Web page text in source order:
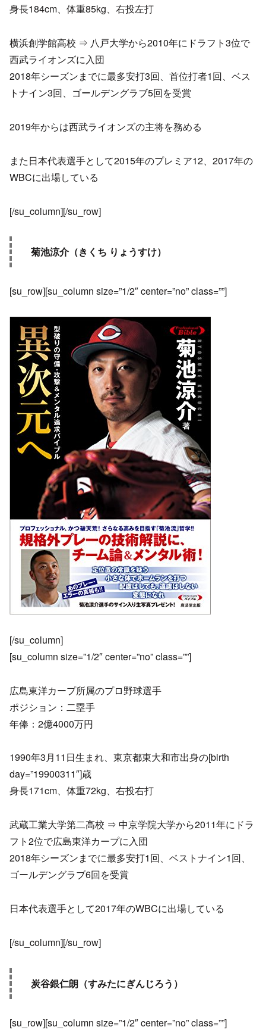
身長184cm、体重85kg、右投左打
横浜創学館高校 ⇒ 八戸大学から2010年にドラフト3位で
西武ライオンズに入団
2018年シーズンまでに最多安打3回、首位打者1回、ベス
トナイン3回、ゴールデングラブ5回を受賞
2019年からは西武ライオンズの主将を務める
また日本代表選手として2015年のプレミア12、2017年の
WBCに出場している
[/su_column][/su_row]
菊池涼介（きくち りょうすけ）
[su_row][su_column size=”1/2″ center=”no” class=””]
[/su_column]
[su_column size=”1/2″ center=”no” class=””]
広島東洋カープ所属のプロ野球選手
ポジション：二塁手
年俸：2億4000万円
1990年3月11日生まれ、東京都東大和市出身の[birth
day=”19900311″]歳
身長171cm、体重72kg、右投右打
武蔵工業大学第二高校 ⇒ 中京学院大学から2011年にドラ
フト2位で広島東洋カープに入団
2018年シーズンまでに最多安打1回、ベストナイン1回、
ゴールデングラブ6回を受賞
日本代表選手として2017年のWBCに出場している
[/su_column][/su_row]
炭谷銀仁朗（すみたにぎんじろう）
[su_row][su_column size=”1/2″ center=”no” class=””]